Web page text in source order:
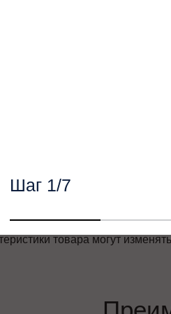
байпасса
байпаса
товара могут
Шаг 1/7